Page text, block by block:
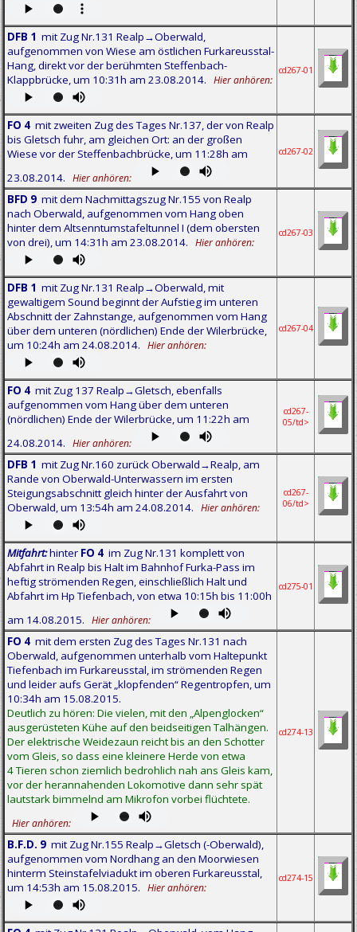
DFB 1 mit Zug Nr.131 Realp→Oberwald,
aufgenommen von Wiese am östlichen Furkareusstal-
Hang, direkt vor der berühmten Steffenbach-
Klappbrücke, um 10:31h am 23.08.2014.
Hier anhören:
cd267-01
FO 4 mit zweiten Zug des Tages Nr.137, der von Realp
bis Gletsch fuhr, am gleichen Ort: an der großen
Wiese vor der Steffenbachbrücke, um 11:28h am
23.08.2014.
Hier anhören:
cd267-02
BFD 9 mit dem Nachmittagszug Nr.155 von Realp
nach Oberwald, aufgenommen vom Hang oben
hinter dem Altsenntumstafeltunnel I (dem obersten
von drei), um 14:31h am 23.08.2014.
Hier anhören:
cd267-03
DFB 1 mit Zug Nr.131 Realp→Oberwald, mit
gewaltigem Sound beginnt der Aufstieg im unteren
Abschnitt der Zahnstange, aufgenommen vom Hang
über dem unteren (nördlichen) Ende der Wilerbrücke,
um 10:24h am 24.08.2014.
Hier anhören:
cd267-04
FO 4 mit Zug 137 Realp→Gletsch, ebenfalls
aufgenommen vom Hang über dem unteren
(nördlichen) Ende der Wilerbrücke, um 11:22h am
24.08.2014.
Hier anhören:
cd267-
05/td>
DFB 1 mit Zug Nr.160 zurück Oberwald→Realp, am
Rande von Oberwald-Unterwassern im ersten
Steigungsabschnitt gleich hinter der Ausfahrt von
Oberwald, um 13:54h am 24.08.2014.
Hier anhören:
cd267-
06/td>
Mitfahrt:hinter FO 4 im Zug Nr.131 komplett von
Abfahrt in Realp bis Halt im Bahnhof Furka-Pass im
heftig strömenden Regen, einschließlich Halt und
Abfahrt im Hp Tiefenbach, von etwa 10:15h bis 11:00h
am 14.08.2015.
Hier anhören:
cd275-01
FO 4 mit dem ersten Zug des Tages Nr.131 nach
Oberwald, aufgenommen unterhalb vom Haltepunkt
Tiefenbach im Furkareusstal, im strömenden Regen
und leider aufs Gerät „klopfenden“ Regentropfen, um
10:34h am 15.08.2015.
Deutlich zu hören: Die vielen, mit den „Alpenglocken“
ausgerüsteten Kühe auf den beidseitigen Talhängen.
Der elektrische Weidezaun reicht bis an den Schotter
vom Gleis, so dass eine kleinere Herde von etwa
4 Tieren schon ziemlich bedrohlich nah ans Gleis kam,
vor der herannahenden Lokomotive dann sehr spät
lautstark bimmelnd am Mikrofon vorbei flüchtete.
Hier anhören:
cd274-13
B.F.D. 9 mit Zug Nr.155 Realp→Gletsch (-Oberwald),
aufgenommen vom Nordhang an den Moorwiesen
hinterm Steinstafelviadukt im oberen Furkareusstal,
um 14:53h am 15.08.2015.
Hier anhören:
cd274-15